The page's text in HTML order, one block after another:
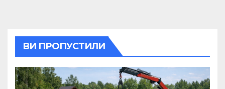
ВИ ПРОПУСТИЛИ